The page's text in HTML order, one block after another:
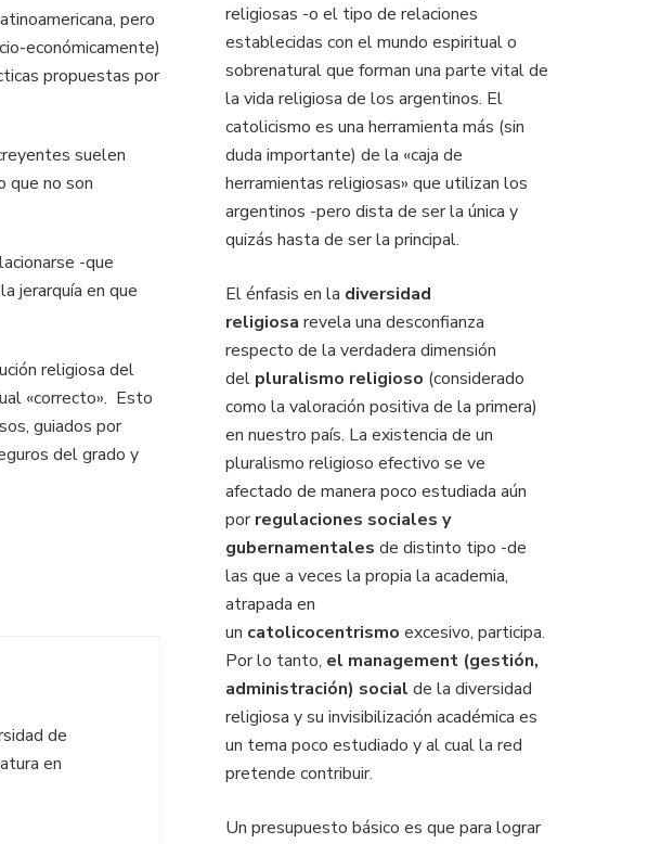
pero
económicamente)
propuestas por
suelen
que no son
-que
jerarquía en que
religiosa del
«correcto». Esto
guiados por
del grado y
de
en
religiosas -o el tipo de relaciones
establecidas con el mundo espiritual o
sobrenatural que forman una parte vital de
la vida religiosa de los argentinos. El
catolicismo es una herramienta más (sin
duda importante) de la «caja de
herramientas religiosas» que utilizan los
argentinos -pero dista de ser la única y
quizás hasta de ser la principal.
El énfasis en la diversidad
religiosa revela una desconfianza
respecto de la verdadera dimensión
del pluralismo religioso (considerado
como la valoración positiva de la primera)
en nuestro país. La existencia de un
pluralismo religioso efectivo se ve
afectado de manera poco estudiada aún
porregulaciones sociales y
gubernamentales de distinto tipo -de
las que a veces la propia la academia,
atrapada en
un catolicocentrismo excesivo, participa.
Por lo tanto, el management (gestión,
administración) social de la diversidad
religiosa y su invisibilización académica es
un tema poco estudiado y al cual la red
pretende contribuir.
Un presupuesto básico es que para lograr